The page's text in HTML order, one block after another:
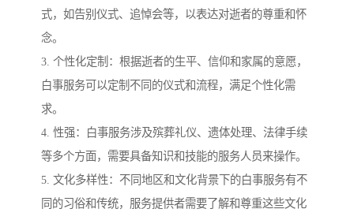
式，如告别仪式、追悼会等，以表达对逝者的尊重和怀
念。
3. 个性化定制：根据逝者的生平、信仰和家属的意愿，
白事服务可以定制不同的仪式和流程，满足个性化需
求。
4. 性强：白事服务涉及殡葬礼仪、遗体处理、法律手续
等多个方面，需要具备知识和技能的服务人员来操作。
5. 文化多样性：不同地区和文化背景下的白事服务有不
同的习俗和传统，服务提供者需要了解和尊重这些文化